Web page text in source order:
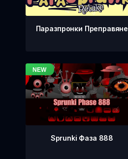
Паразпронки Преправяне
Sprunki Фаза 888